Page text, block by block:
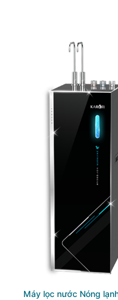
Máy lọc nước Nóng